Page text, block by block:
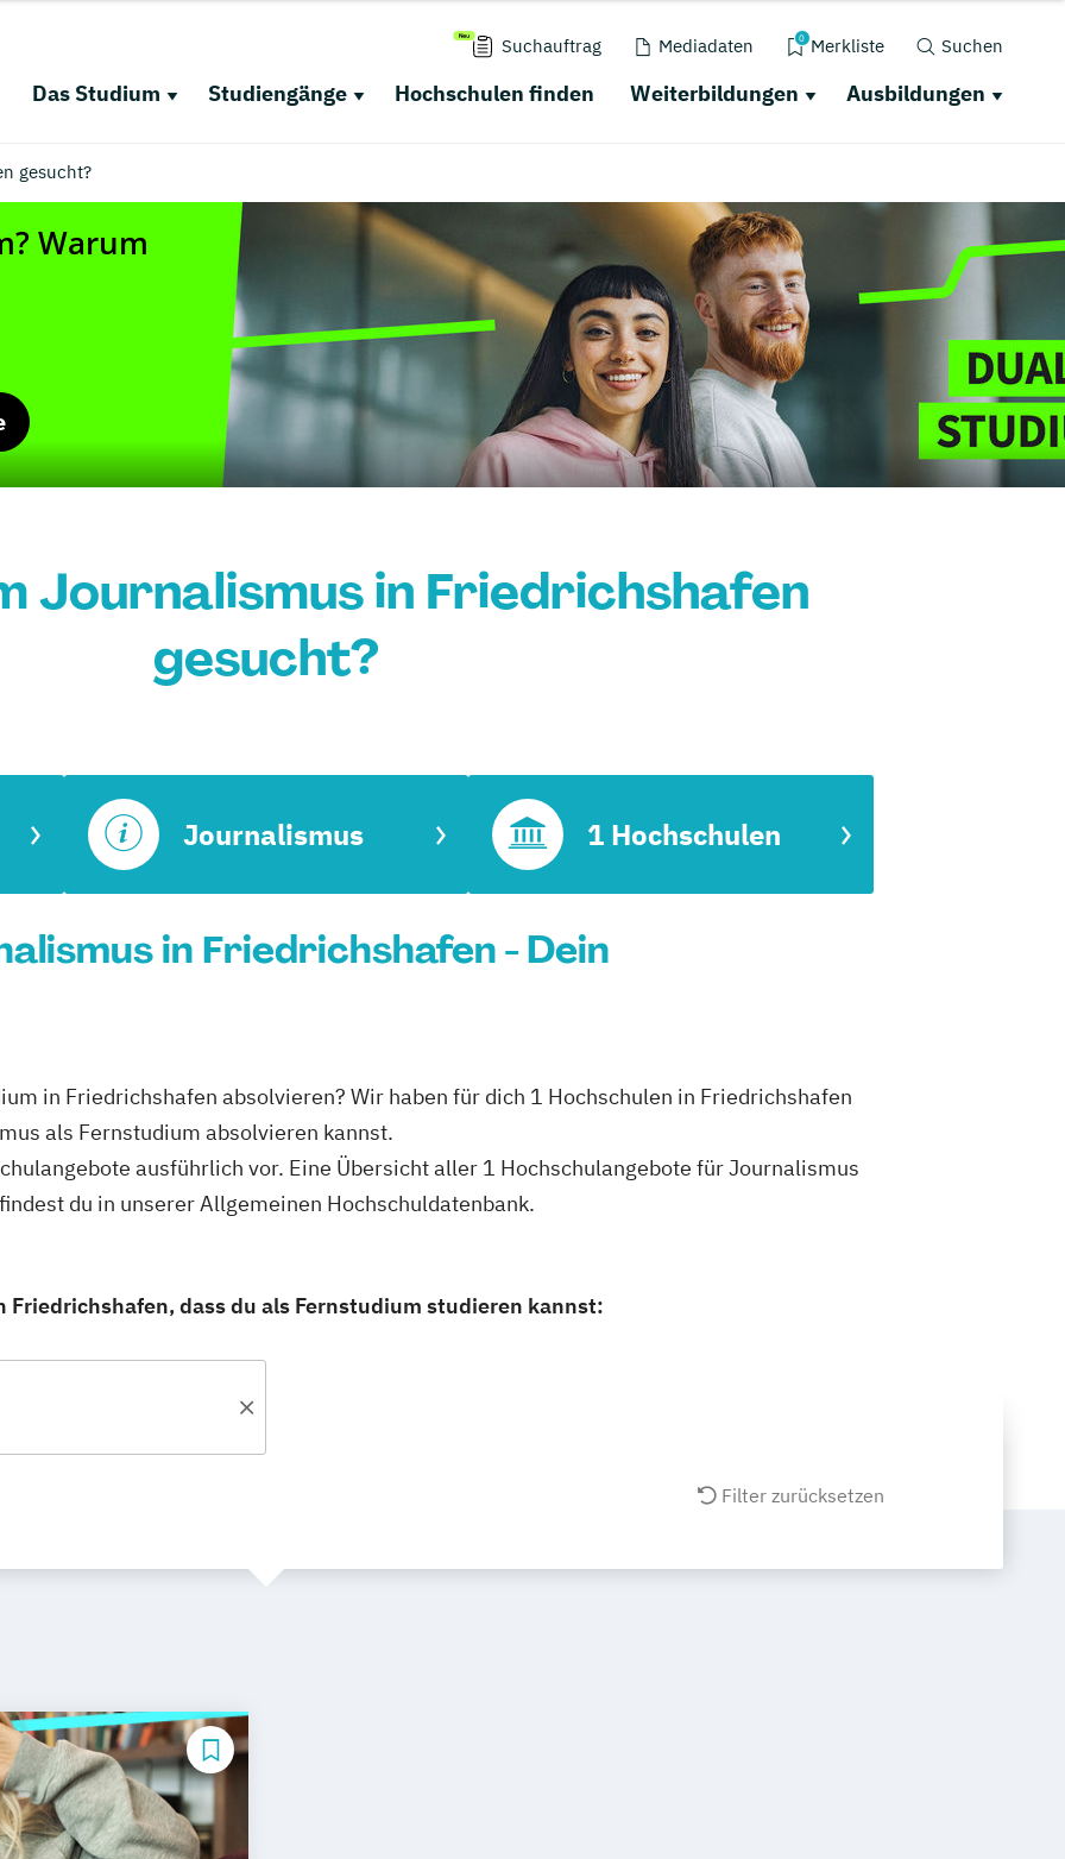
Suchauftrag Mediadaten 0 Merkliste Suchen
Das Studium Studiengänge Hochschulen finden Weiterbildungen Ausbildungen
gesucht?
Journalismus in Friedrichshafen
gesucht?
Journalismus 1 Hochschulen
in Friedrichshafen - Dein
in Friedrichshafen absolvieren? Wir haben für dich 1 Hochschulen in Friedrichshafen
als Fernstudium absolvieren kannst.
ausführlich vor. Eine Übersicht aller 1 Hochschulangebote für Journalismus
du in unserer Allgemeinen Hochschuldatenbank.
dass du als Fernstudium studieren kannst:
Filter zurücksetzen